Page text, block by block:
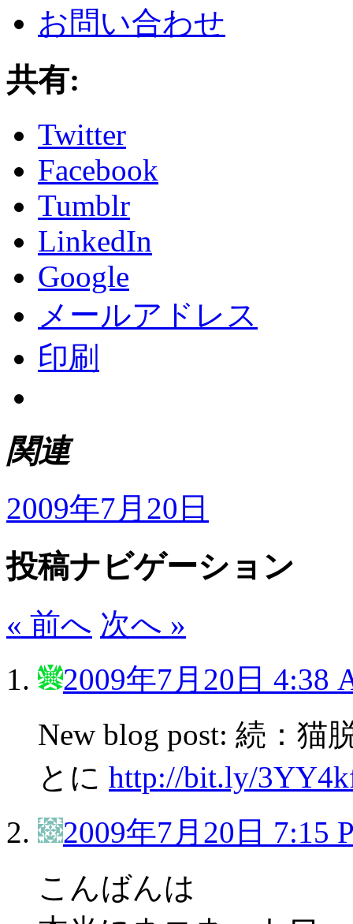
お問い合わせ
共有:
Twitter
Facebook
Tumblr
LinkedIn
Google
メールアドレス
印刷
関連
2009年7月20日
投稿ナビゲーション
« 前へ 次へ »
2009年7月20日 4:38
New blog post: 続：猫
とに http://bit.ly/
2009年7月20日 7:15
こんばんは